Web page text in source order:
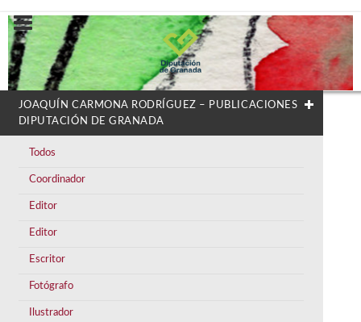
JOAQUÍN CARMONA RODRÍGUEZ – PUBLICACIONES
DIPUTACIÓN DE GRANADA
Todos
Coordinador
Editor
Editor
Escritor
Fotógrafo
Ilustrador